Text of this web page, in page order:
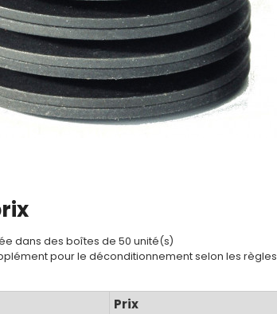
dans des boîtes de 50 unité(s)
pour le déconditionnement selon les règles
Prix